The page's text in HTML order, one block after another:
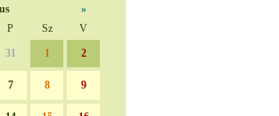
»
P Sz
V
31 1 2
7 8 9